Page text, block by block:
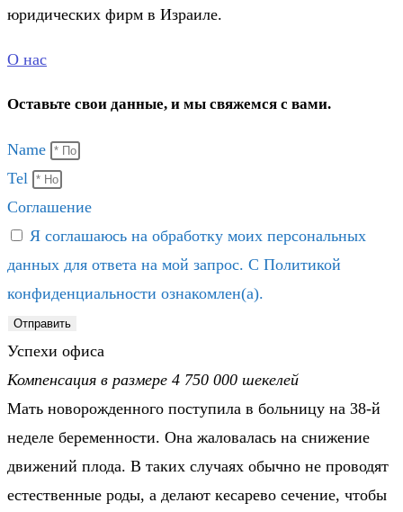
юридических фирм в Израиле.
О нас
Оставьте свои данные, и мы свяжемся с вами.
Name
Tel
Соглашение
Я соглашаюсь на обработку моих персональных
данных для ответа на мой запрос. С Политикой
конфиденциальности ознакомлен(а).
Отправить
Успехи офиса
Компенсация в размере 4 750 000 шекелей
Мать новорожденного поступила в больницу на 38-й
неделе беременности. Она жаловалась на снижение
движений плода. В таких случаях обычно не проводят
естественные роды, а делают кесарево сечение, чтобы